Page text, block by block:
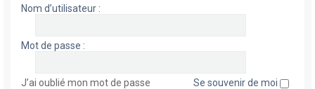
Nom d’utilisateur :
Mot de passe :
J’ai oublié mon mot de passe Se souvenir de moi